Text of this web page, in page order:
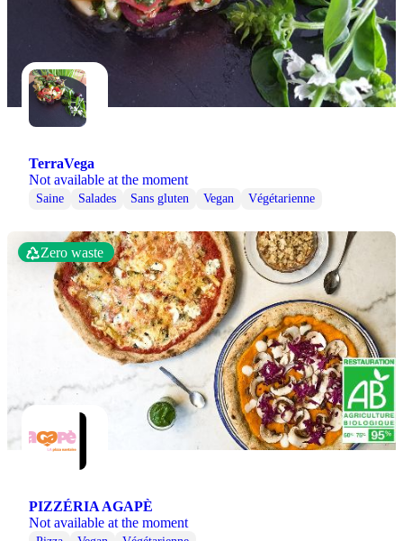
TerraVega
Not available at the moment
Saine Salades Sans gluten Vegan Végétarienne
Zero waste
PIZZÉRIA AGAPÈ
Not available at the moment